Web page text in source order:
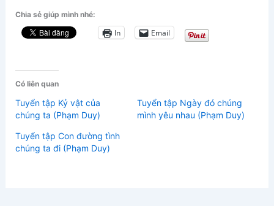
Chia sẻ giúp mình nhé:
In Email
Có liên quan
Tuyển tập Kỷ vật của
chúng ta (Phạm Duy)
Tuyển tập Ngày đó chúng
mình yêu nhau (Phạm Duy)
Tuyển tập Con đường tình
chúng ta đi (Phạm Duy)